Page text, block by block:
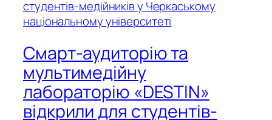
Смарт-аудиторію та
мультимедійну
лабораторію «DESTIN»
відкрили для студентів-